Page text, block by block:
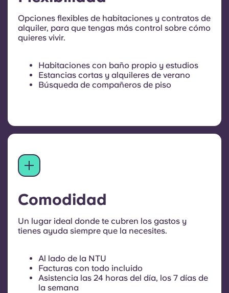
Opciones flexibles de habitaciones y contratos de
alquiler, para que tengas más control sobre cómo
quieres vivir.
Habitaciones con baño propio y estudios
Estancias cortas y alquileres de verano
Búsqueda de compañeros de piso
Comodidad
Un lugar ideal donde te cubren los gastos y
tienes ayuda siempre que la necesites.
Al lado de la NTU
Facturas con todo incluido
Asistencia las 24 horas del día, los 7 días de
la semana